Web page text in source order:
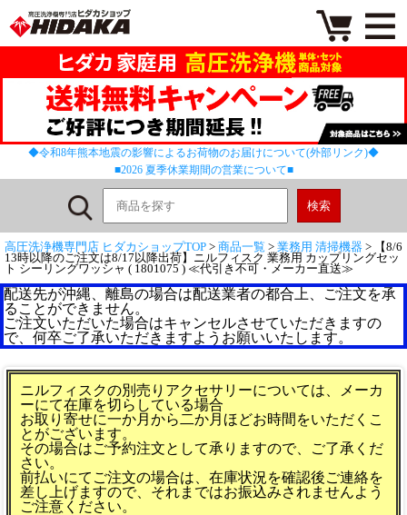
◆令和8年熊本地震の影響によるお荷物のお届けについて(外部リンク)◆
■2026 夏季休業期間の営業について■
高圧洗浄機専門店 ヒダカショップTOP > 商品一覧 > 業務用 清掃機器 > 【8/6
13時以降のご注文は8/17以降出荷】ニルフィスク 業務用 カップリングセッ
ト シーリングワッシャ ( 1801075 ) ≪代引き不可・メーカー直送≫
配送先が沖縄、離島の場合は配送業者の都合上、ご注文を承
ることができません。
ご注文いただいた場合はキャンセルさせていただきますの
で、何卒ご了承いただきますようお願いいたします。
ニルフィスクの別売りアクセサリーについては、メーカ
ーにて在庫を切らしている場合
お取り寄せに一か月から二か月ほどお時間をいただくこ
とがございます。
その場合はご予約注文として承りますので、ご了承くだ
さい。
前払いにてご注文の場合は、在庫状況を確認後ご連絡を
差し上げますので、それまではお振込みされませんよう
ご注意ください。